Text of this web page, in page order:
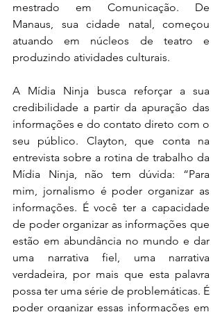
mestrado em Comunicação. De
Manaus, sua cidade natal, começou
atuando em núcleos de teatro e
produzindo atividades culturais.
A Mídia Ninja busca reforçar a sua
credibilidade a partir da apuração das
informações e do contato direto com o
seu público. Clayton, que conta na
entrevista sobre a rotina de trabalho da
Mídia Ninja, não tem dúvida: “Para
mim, jornalismo é poder organizar as
informações. É você ter a capacidade
de poder organizar as informações que
estão em abundância no mundo e dar
uma narrativa fiel, uma narrativa
verdadeira, por mais que esta palavra
possa ter uma série de problemáticas. É
poder organizar essas informações em